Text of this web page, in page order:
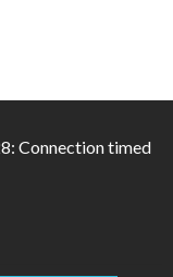
Connection timed